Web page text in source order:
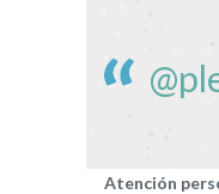
Atención